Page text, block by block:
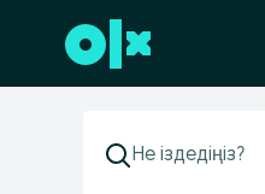
Төменгі деректемеге өту